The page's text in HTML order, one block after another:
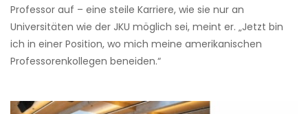
Professor auf – eine steile Karriere, wie sie nur an
Universitäten wie der JKU möglich sei, meint er. „Jetzt bin
ich in einer Position, wo mich meine amerikanischen
Professorenkollegen beneiden.“